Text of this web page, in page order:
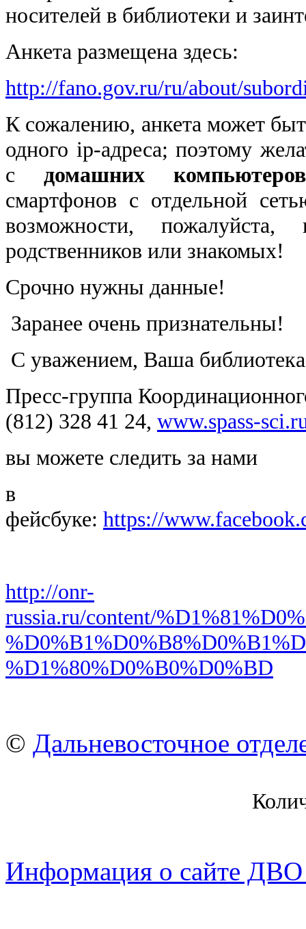
носителей в библиотеки и
Анкета размещена здесь:
http://fano.gov.ru/ru/about/
К сожалению, анкета может
одного ip-адреса; поэтому
с домашних
смартфонов с отдельной
возможности, пожалуйста,
родственников или знакомых!
Срочно нужны данные!
Заранее очень признательны!
С уважением, Ваша библиотека
Пресс-группа
(812) 328 41 24, www.spass-
вы можете следить за нами
в
фейсбуке: https://
http://onr-
russia.ru/content/
%D1%80%D0%B0%D0%BD
© Дальневосточное
Информация о сайте